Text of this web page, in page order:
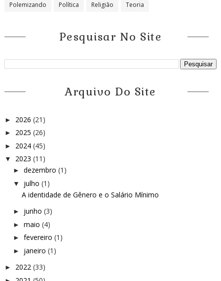
Polemizando Política Religião Teoria
Pesquisar No Site
Arquivo Do Site
► 2026 (21)
► 2025 (26)
► 2024 (45)
▼ 2023 (11)
► dezembro (1)
▼ julho (1)
A identidade de Gênero e o Salário Mínimo
► junho (3)
► maio (4)
► fevereiro (1)
► janeiro (1)
► 2022 (33)